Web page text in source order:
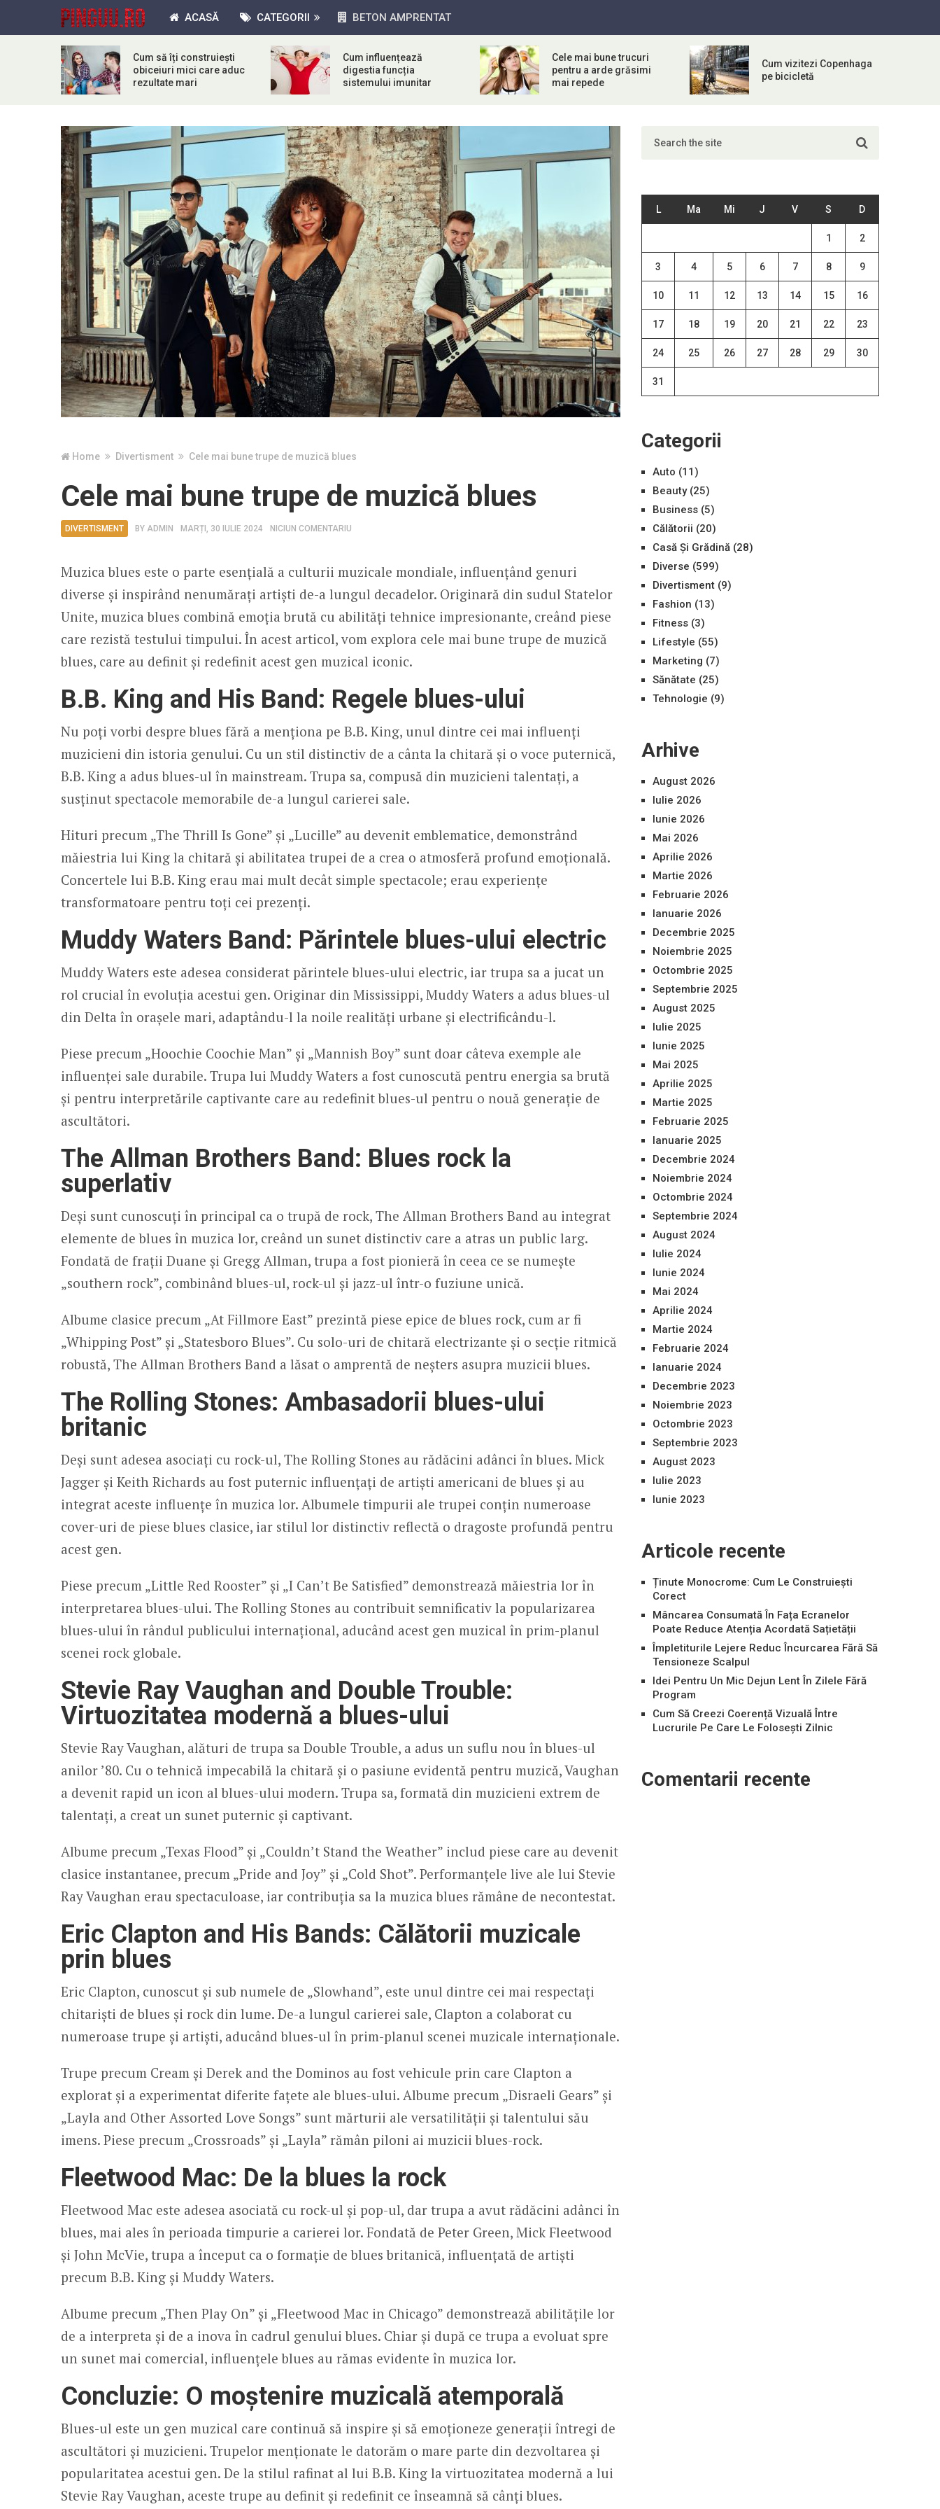
ACASĂ CATEGORII BETON AMPRENTAT
Cum să îți construiești
obiceiuri mici care aduc
rezultate mari
Cum influențează
digestia funcția
sistemului imunitar
Cele mai bune trucuri
pentru a arde grăsimi
mai repede
Cum vizitezi Copenhaga
pe bicicletă
Home Divertisment Cele mai bune trupe de muzică blues
Cele mai bune trupe de muzică blues
DIVERTISMENT BY ADMIN MARȚI, 30 IULIE 2024 NICIUN COMENTARIU
Muzica blues este o parte esențială a culturii muzicale mondiale, influențând genuri
diverse și inspirând nenumărați artiști de-a lungul decadelor. Originară din sudul Statelor
Unite, muzica blues combină emoția brută cu abilități tehnice impresionante, creând piese
care rezistă testului timpului. În acest articol, vom explora cele mai bune trupe de muzică
blues, care au definit și redefinit acest gen muzical iconic.
B.B. King and His Band: Regele blues-ului
Nu poți vorbi despre blues fără a menționa pe B.B. King, unul dintre cei mai influenți
muzicieni din istoria genului. Cu un stil distinctiv de a cânta la chitară și o voce puternică,
B.B. King a adus blues-ul în mainstream. Trupa sa, compusă din muzicieni talentați, a
susținut spectacole memorabile de-a lungul carierei sale.
Hituri precum „The Thrill Is Gone” și „Lucille” au devenit emblematice, demonstrând
măiestria lui King la chitară și abilitatea trupei de a crea o atmosferă profund emoțională.
Concertele lui B.B. King erau mai mult decât simple spectacole; erau experiențe
transformatoare pentru toți cei prezenți.
Muddy Waters Band: Părintele blues-ului electric
Muddy Waters este adesea considerat părintele blues-ului electric, iar trupa sa a jucat un
rol crucial în evoluția acestui gen. Originar din Mississippi, Muddy Waters a adus blues-ul
din Delta în orașele mari, adaptându-l la noile realități urbane și electrificându-l.
Piese precum „Hoochie Coochie Man” și „Mannish Boy” sunt doar câteva exemple ale
influenței sale durabile. Trupa lui Muddy Waters a fost cunoscută pentru energia sa brută
și pentru interpretările captivante care au redefinit blues-ul pentru o nouă generație de
ascultători.
The Allman Brothers Band: Blues rock la
superlativ
Deși sunt cunoscuți în principal ca o trupă de rock, The Allman Brothers Band au integrat
elemente de blues în muzica lor, creând un sunet distinctiv care a atras un public larg.
Fondată de frații Duane și Gregg Allman, trupa a fost pionieră în ceea ce se numește
„southern rock”, combinând blues-ul, rock-ul și jazz-ul într-o fuziune unică.
Albume clasice precum „At Fillmore East” prezintă piese epice de blues rock, cum ar fi
„Whipping Post” și „Statesboro Blues”. Cu solo-uri de chitară electrizante și o secție ritmică
robustă, The Allman Brothers Band a lăsat o amprentă de neșters asupra muzicii blues.
The Rolling Stones: Ambasadorii blues-ului
britanic
Deși sunt adesea asociați cu rock-ul, The Rolling Stones au rădăcini adânci în blues. Mick
Jagger și Keith Richards au fost puternic influențați de artiști americani de blues și au
integrat aceste influențe în muzica lor. Albumele timpurii ale trupei conțin numeroase
cover-uri de piese blues clasice, iar stilul lor distinctiv reflectă o dragoste profundă pentru
acest gen.
Piese precum „Little Red Rooster” și „I Can’t Be Satisfied” demonstrează măiestria lor în
interpretarea blues-ului. The Rolling Stones au contribuit semnificativ la popularizarea
blues-ului în rândul publicului internațional, aducând acest gen muzical în prim-planul
scenei rock globale.
Stevie Ray Vaughan and Double Trouble:
Virtuozitatea modernă a blues-ului
Stevie Ray Vaughan, alături de trupa sa Double Trouble, a adus un suflu nou în blues-ul
anilor ’80. Cu o tehnică impecabilă la chitară și o pasiune evidentă pentru muzică, Vaughan
a devenit rapid un icon al blues-ului modern. Trupa sa, formată din muzicieni extrem de
talentați, a creat un sunet puternic și captivant.
Albume precum „Texas Flood” și „Couldn’t Stand the Weather” includ piese care au devenit
clasice instantanee, precum „Pride and Joy” și „Cold Shot”. Performanțele live ale lui Stevie
Ray Vaughan erau spectaculoase, iar contribuția sa la muzica blues rămâne de necontestat.
Eric Clapton and His Bands: Călătorii muzicale
prin blues
Eric Clapton, cunoscut și sub numele de „Slowhand”, este unul dintre cei mai respectați
chitariști de blues și rock din lume. De-a lungul carierei sale, Clapton a colaborat cu
numeroase trupe și artiști, aducând blues-ul în prim-planul scenei muzicale internaționale.
Trupe precum Cream și Derek and the Dominos au fost vehicule prin care Clapton a
explorat și a experimentat diferite fațete ale blues-ului. Albume precum „Disraeli Gears” și
„Layla and Other Assorted Love Songs” sunt mărturii ale versatilității și talentului său
imens. Piese precum „Crossroads” și „Layla” rămân piloni ai muzicii blues-rock.
Fleetwood Mac: De la blues la rock
Fleetwood Mac este adesea asociată cu rock-ul și pop-ul, dar trupa a avut rădăcini adânci în
blues, mai ales în perioada timpurie a carierei lor. Fondată de Peter Green, Mick Fleetwood
și John McVie, trupa a început ca o formație de blues britanică, influențată de artiști
precum B.B. King și Muddy Waters.
Albume precum „Then Play On” și „Fleetwood Mac in Chicago” demonstrează abilitățile lor
de a interpreta și de a inova în cadrul genului blues. Chiar și după ce trupa a evoluat spre
un sunet mai comercial, influențele blues au rămas evidente în muzica lor.
Concluzie: O moștenire muzicală atemporală
Blues-ul este un gen muzical care continuă să inspire și să emoționeze generații întregi de
ascultători și muzicieni. Trupelor menționate le datorăm o mare parte din dezvoltarea și
popularitatea acestui gen. De la stilul rafinat al lui B.B. King la virtuozitatea modernă a lui
Stevie Ray Vaughan, aceste trupe au definit și redefinit ce înseamnă să cânți blues.
L Ma Mi J V S D
1 2
3 4 5 6 7 8 9
10 11 12 13 14 15 16
17 18 19 20 21 22 23
24 25 26 27 28 29 30
31
Categorii
Auto (11)
Beauty(25)
Business (5)
Călătorii (20)
Casă Și Grădină (28)
Diverse (599)
Divertisment (9)
Fashion (13)
Fitness (3)
Lifestyle (55)
Marketing (7)
Sănătate (25)
Tehnologie (9)
Arhive
August 2026
Iulie 2026
Iunie 2026
Mai 2026
Aprilie 2026
Martie 2026
Februarie 2026
Ianuarie 2026
Decembrie 2025
Noiembrie 2025
Octombrie 2025
Septembrie 2025
August 2025
Iulie 2025
Iunie 2025
Mai 2025
Aprilie 2025
Martie 2025
Februarie 2025
Ianuarie 2025
Decembrie 2024
Noiembrie 2024
Octombrie 2024
Septembrie 2024
August 2024
Iulie 2024
Iunie 2024
Mai 2024
Aprilie 2024
Martie 2024
Februarie 2024
Ianuarie 2024
Decembrie 2023
Noiembrie 2023
Octombrie 2023
Septembrie 2023
August 2023
Iulie 2023
Iunie 2023
Articole recente
Ținute Monocrome: Cum Le Construiești
Corect
Mâncarea Consumată În Fața Ecranelor
Poate Reduce Atenția Acordată Sațietății
Împletiturile Lejere Reduc Încurcarea Fără Să
Tensioneze Scalpul
Idei Pentru Un Mic Dejun Lent În Zilele Fără
Program
Cum Să Creezi Coerență Vizuală Între
Lucrurile Pe Care Le Folosești Zilnic
Comentarii recente